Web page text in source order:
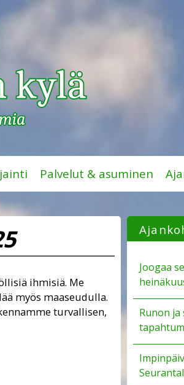
Palvelut & asuminen
ihmisiä. Me
myös maaseudulla.
turvallisen,
Joogaa
Runon ja